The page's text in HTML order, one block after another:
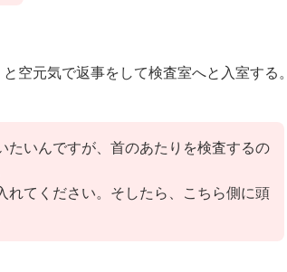
空元気で返事をして検査室へと入室する。
たいんですが、首のあたりを検査するの
れてください。そしたら、こちら側に頭